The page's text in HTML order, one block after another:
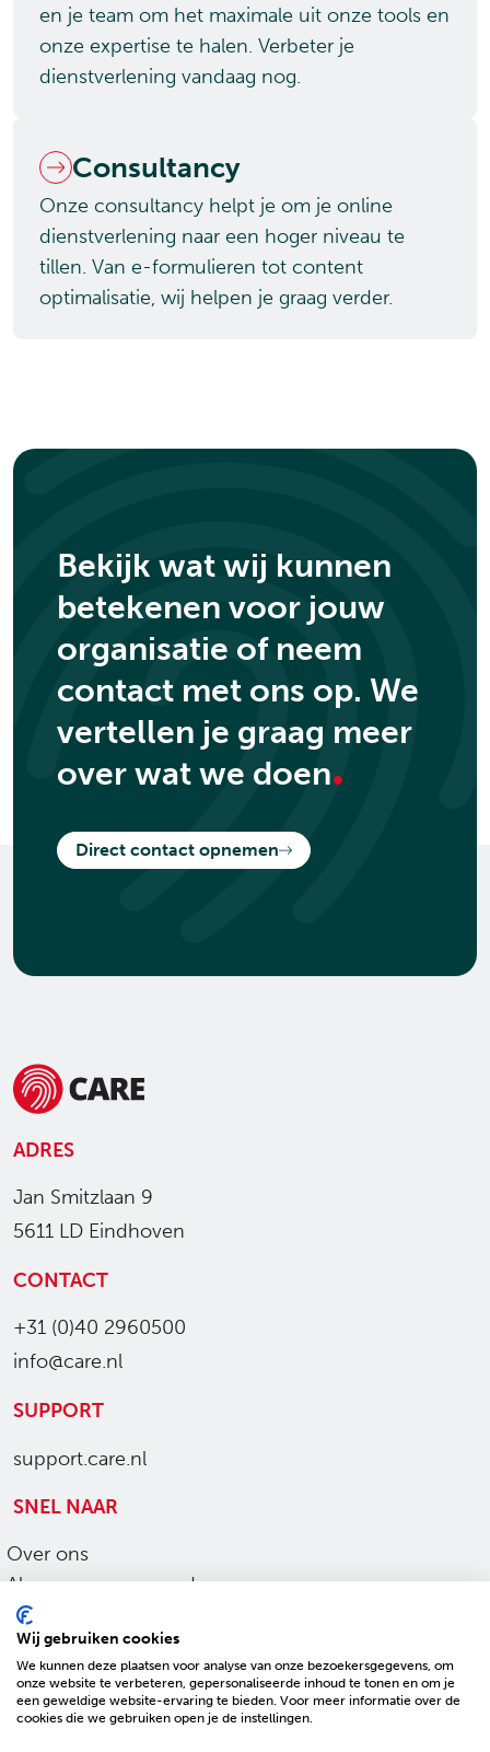
en je team om het maximale uit onze tools en
onze expertise te halen. Verbeter je
dienstverlening vandaag nog.
Consultancy
Onze consultancy helpt je om je online
dienstverlening naar een hoger niveau te
tillen. Van e-formulieren tot content
optimalisatie, wij helpen je graag verder.
Bekijk wat wij kunnen
betekenen voor jouw
organisatie of neem
contact met ons op. We
vertellen je graag meer
over wat we doen.
Direct contact opnemen
ADRES
Jan Smitzlaan 9
5611 LD Eindhoven
CONTACT
+31 (0)40 2960500
info@care.nl
SUPPORT
support.care.nl
SNEL NAAR
Over ons
Algemene voorwaarden
Ons werk
Privacy en cookies
Sitemap
Toegankelijkheid
Wij gebruiken cookies
We kunnen deze plaatsen voor analyse van onze bezoekersgegevens, om
onze website te verbeteren, gepersonaliseerde inhoud te tonen en om je
een geweldige website-ervaring te bieden. Voor meer informatie over de
cookies die we gebruiken open je de instellingen.